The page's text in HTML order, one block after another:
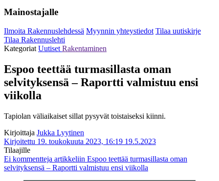
Mainostajalle
Ilmoita Rakennuslehdessä Myynnin yhteystiedot Tilaa uutiskirje
Tilaa Rakennuslehti
Kategoriat Uutiset Rakentaminen
Espoo teettää turmasillasta oman
selvityksensä – Raportti valmistuu ensi
viikolla
Tapiolan väliaikaiset sillat pysyvät toistaiseksi kiinni.
Kirjoittaja Jukka Lyytinen
Kirjoitettu 19. toukokuuta 2023, 16:19 19.5.2023
Tilaajille
Ei kommentteja artikkeliin Espoo teettää turmasillasta oman
selvityksensä – Raportti valmistuu ensi viikolla